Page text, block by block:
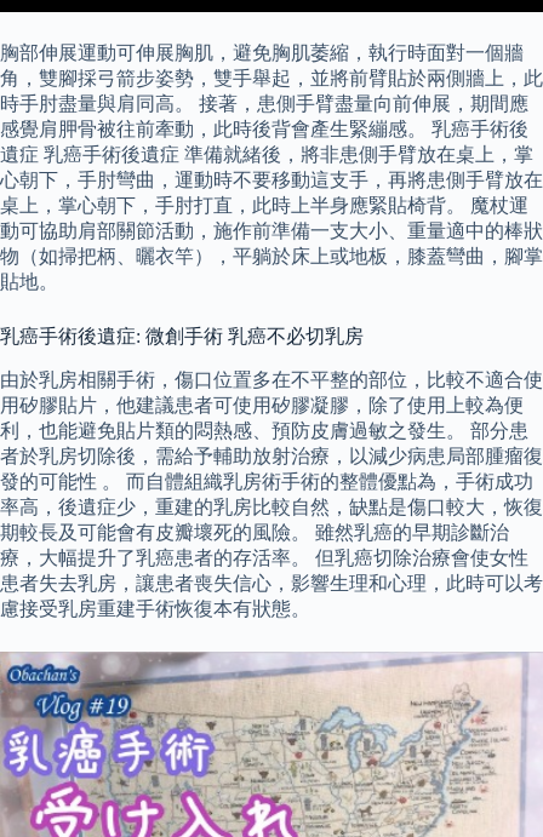
胸部伸展運動可伸展胸肌，避免胸肌萎縮，執行時面對一個牆
角，雙腳採弓箭步姿勢，雙手舉起，並將前臂貼於兩側牆上，此
時手肘盡量與肩同高。 接著，患側手臂盡量向前伸展，期間應
感覺肩胛骨被往前牽動，此時後背會產生緊繃感。 乳癌手術後
遺症 乳癌手術後遺症 準備就緒後，將非患側手臂放在桌上，掌
心朝下，手肘彎曲，運動時不要移動這支手，再將患側手臂放在
桌上，掌心朝下，手肘打直，此時上半身應緊貼椅背。 魔杖運
動可協助肩部關節活動，施作前準備一支大小、重量適中的棒狀
物（如掃把柄、曬衣竿），平躺於床上或地板，膝蓋彎曲，腳掌
貼地。
乳癌手術後遺症: 微創手術 乳癌不必切乳房
由於乳房相關手術，傷口位置多在不平整的部位，比較不適合使
用矽膠貼片，他建議患者可使用矽膠凝膠，除了使用上較為便
利，也能避免貼片類的悶熱感、預防皮膚過敏之發生。 部分患
者於乳房切除後，需給予輔助放射治療，以減少病患局部腫瘤復
發的可能性 。 而自體組織乳房術手術的整體優點為，手術成功
率高，後遺症少，重建的乳房比較自然，缺點是傷口較大，恢復
期較長及可能會有皮瓣壞死的風險。 雖然乳癌的早期診斷治
療，大幅提升了乳癌患者的存活率。 但乳癌切除治療會使女性
患者失去乳房，讓患者喪失信心，影響生理和心理，此時可以考
慮接受乳房重建手術恢復本有狀態。